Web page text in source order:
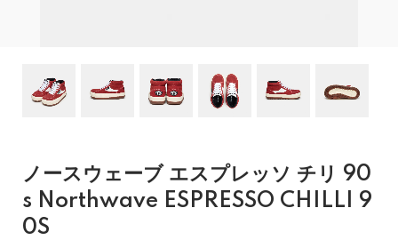
ノースウェーブ エスプレッソ チリ 90
s Northwave ESPRESSO CHILLI 9
0S